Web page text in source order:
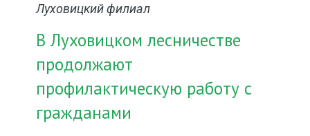
Луховицкий филиал
В Луховицком лесничестве
продолжают
профилактическую работу с
гражданами